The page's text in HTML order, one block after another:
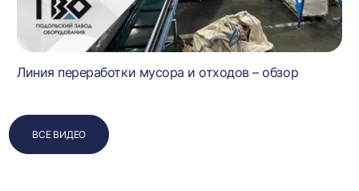
Линия переработки мусора и отходов – обзор
ВСЕ ВИДЕО